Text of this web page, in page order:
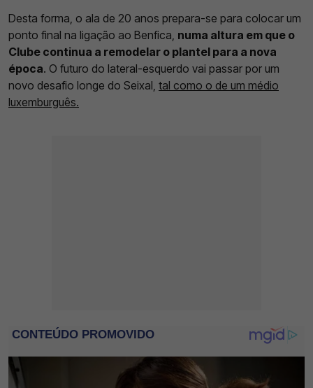
Desta forma, o ala de 20 anos prepara-se para colocar um
ponto final na ligação ao Benfica, numa altura em que o
Clube continua a remodelar o plantel para a nova
época. O futuro do lateral-esquerdo vai passar por um
novo desafio longe do Seixal, tal como o de um médio
luxemburguês.